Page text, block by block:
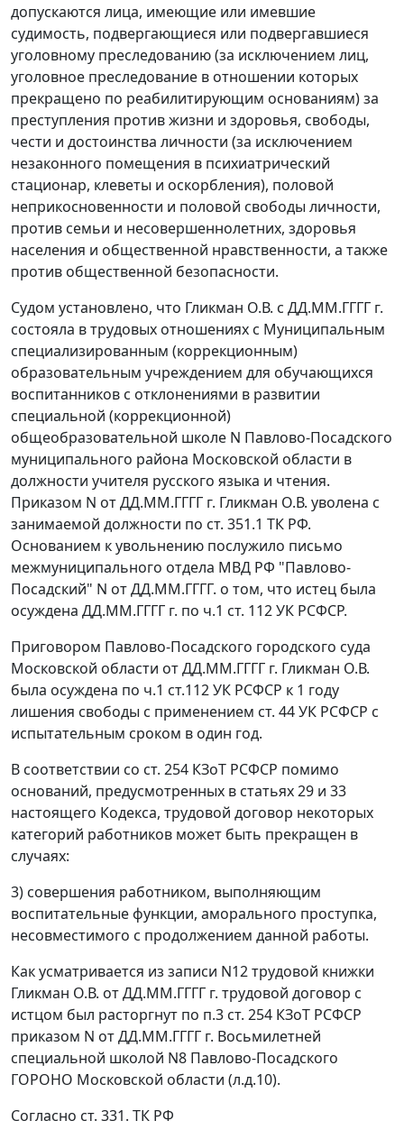
допускаются лица, имеющие или имевшие
судимость, подвергающиеся или подвергавшиеся
уголовному преследованию (за исключением лиц,
уголовное преследование в отношении которых
прекращено по реабилитирующим основаниям) за
преступления против жизни и здоровья, свободы,
чести и достоинства личности (за исключением
незаконного помещения в психиатрический
стационар, клеветы и оскорбления), половой
неприкосновенности и половой свободы личности,
против семьи и несовершеннолетних, здоровья
населения и общественной нравственности, а также
против общественной безопасности.
Судом установлено, что Гликман О.В. с ДД.ММ.ГГГГ г.
состояла в трудовых отношениях с Муниципальным
специализированным (коррекционным)
образовательным учреждением для обучающихся
воспитанников с отклонениями в развитии
специальной (коррекционной)
общеобразовательной школе N Павлово-Посадского
муниципального района Московской области в
должности учителя русского языка и чтения.
Приказом N от ДД.ММ.ГГГГ г. Гликман О.В. уволена с
занимаемой должности по ст. 351.1 ТК РФ.
Основанием к увольнению послужило письмо
межмуниципального отдела МВД РФ "Павлово-
Посадский" N от ДД.ММ.ГГГГ. о том, что истец была
осуждена ДД.ММ.ГГГГ г. по ч.1 ст. 112УК РСФСР.
Приговором Павлово-Посадского городского суда
Московской области от ДД.ММ.ГГГГ г. Гликман О.В.
была осуждена по ч.1 ст.112УК РСФСР к 1 году
лишения свободы с применением ст. 44УК РСФСР с
испытательным сроком в один год.
В соответствии со ст. 254 КЗоТ РСФСР помимо
оснований, предусмотренных в статьях 29 и 33
настоящего Кодекса, трудовой договор некоторых
категорий работников может быть прекращен в
случаях:
3) совершения работником, выполняющим
воспитательные функции, аморального проступка,
несовместимого с продолжением данной работы.
Как усматривается из записи N12 трудовой книжки
Гликман О.В. от ДД.ММ.ГГГГ г. трудовой договор с
истцом был расторгнут по п.3 ст. 254 КЗоТ РСФСР
приказом N от ДД.ММ.ГГГГ г. Восьмилетней
специальной школой N8 Павлово-Посадского
ГОРОНО Московской области (л.д.10).
Согласно ст. 331. ТК РФ